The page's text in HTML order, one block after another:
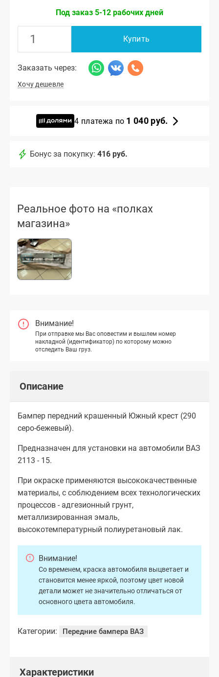
Под заказ 5-12 рабочих дней
Купить
Заказать через:
Хочу дешевле
4 платежа по 1 040 руб.
Бонус за покупку: 416 руб.
Реальное фото на «полках
магазина»
Внимание!
При отправке мы Вас оповестим и вышлем номер
накладной (идентификатор) по которому можно
отследить Ваш груз.
Описание
Бампер передний крашенный Южный крест (290
серо-бежевый).
Предназначен для установки на автомобили ВАЗ
2113 - 15.
При окраске применяются высококачественные
материалы, с соблюдением всех технологических
процессов - адгезионный грунт,
металлизированная эмаль,
высокотемпературный полиуретановый лак.
Внимание!
Со временем, краска автомобиля выцветает и
становится менее яркой, поэтому цвет новой
детали может не значительно отличаться от
основного цвета автомобиля.
Категории: Передние бампера ВАЗ
Характеристики